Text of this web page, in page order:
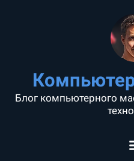
Блог компьютерного